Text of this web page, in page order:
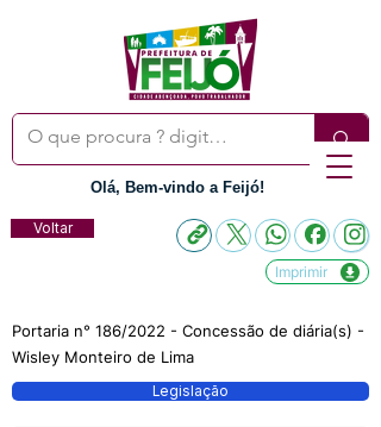
Olá, Bem-vindo a Feijó!
Voltar
Imprimir
Portaria n° 186/2022 - Concessão de diária(s) -
Wisley Monteiro de Lima
Legislação